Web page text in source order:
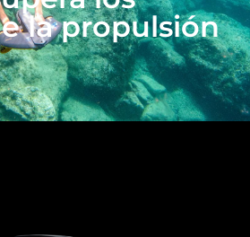
la propulsión